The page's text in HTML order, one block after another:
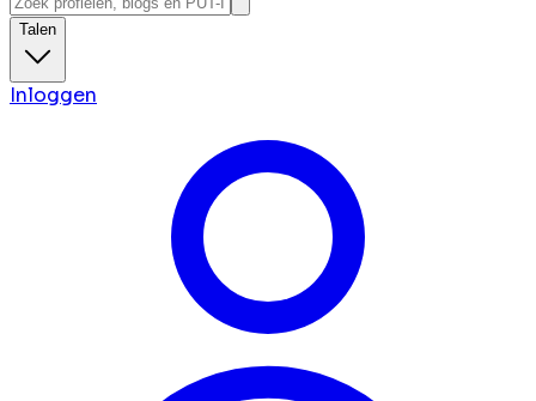
Talen
Inloggen